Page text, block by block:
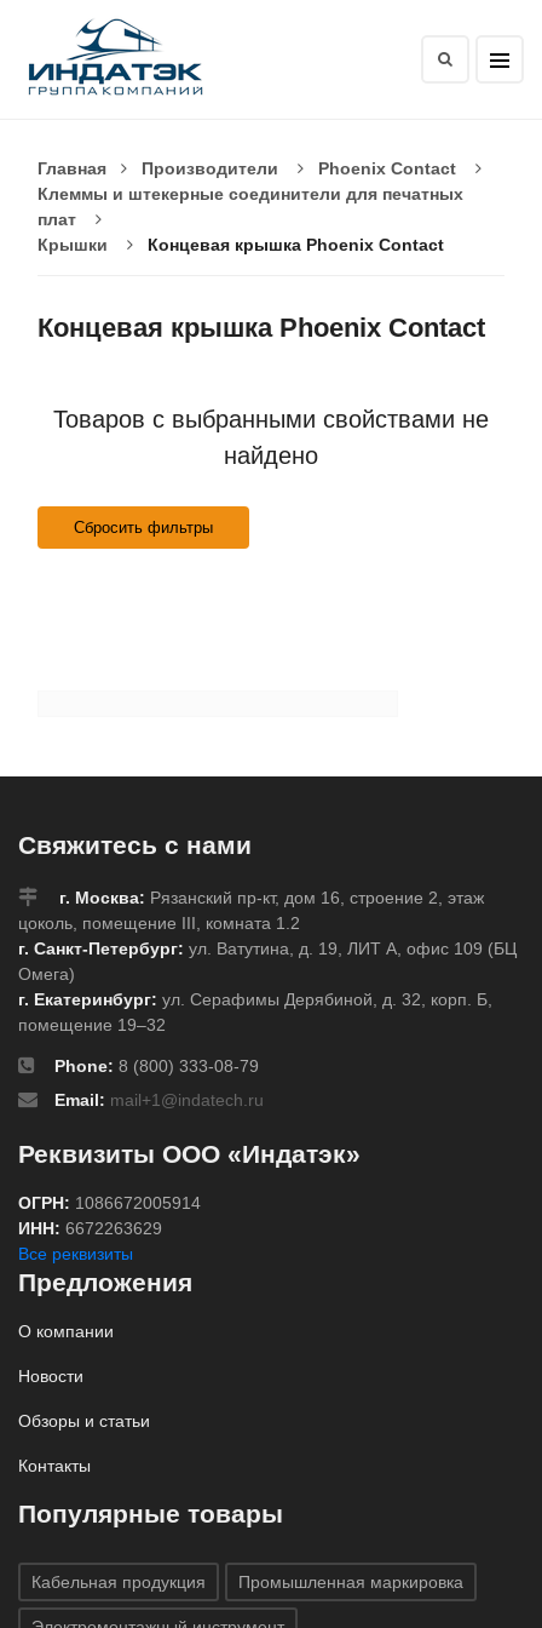
Главная Производители
Phoenix Contact
Клеммы и штекерные соединители для печатных
плат
Крышки
Концевая крышка Phoenix Contact
Концевая крышка Phoenix Contact
Товаров с выбранными свойствами не
найдено
Сбросить фильтры
Свяжитесь с нами
г. Москва: Рязанский пр-кт, дом 16, строение 2, этаж
цоколь, помещение III, комната 1.2
г. Санкт-Петербург: ул. Ватутина, д. 19, ЛИТ А, офис 109 (БЦ
Омега)
г. Екатеринбург: ул. Серафимы Дерябиной, д. 32, корп. Б,
помещение 19–32
Phone: 8 (800) 333-08-79
Email: mail+1@indatech.ru
Реквизиты ООО «Индатэк»
ОГРН: 1086672005914
ИНН: 6672263629
Все реквизиты
Предложения
О компании
Новости
Обзоры и статьи
Контакты
Популярные товары
Кабельная продукция Промышленная маркировка